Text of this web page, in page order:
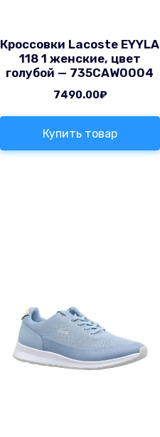
Кроссовки Lacoste EYYLA
118 1 женские, цвет
голубой — 735CAW0004
7490.00₽
Купить товар